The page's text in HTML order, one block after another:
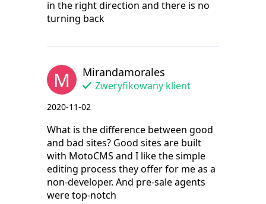
in the right direction and there is no
turning back
M Mirandamorales
Zweryfikowany klient
2020-11-02
What is the difference between good
and bad sites? Good sites are built
with MotoCMS and I like the simple
editing process they offer for me as a
non-developer. And pre-sale agents
were top-notch